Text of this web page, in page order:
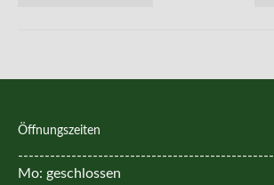
Öffnungszeiten
Mo: geschlossen